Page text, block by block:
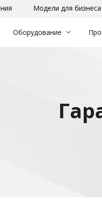
Модели для бизнеса
Оборудование